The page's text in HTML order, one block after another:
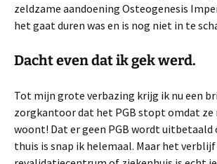
zeldzame aandoening Osteogenesis
het gaat duren was en is nog niet in te
Dacht even dat ik gek werd.
Tot mijn grote verbazing krijg ik nu een
zorgkantoor dat het PGB stopt omdat ze
woont! Dat er geen PGB wordt
thuis is snap ik helemaal. Maar het verblijf